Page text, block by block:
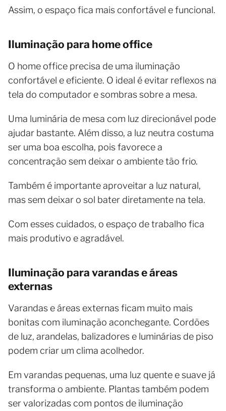
Assim, o espaço fica mais confortável e funcional.
Iluminação para home office
O home office precisa de uma iluminação
confortável e eficiente. O ideal é evitar reflexos na
tela do computador e sombras sobre a mesa.
Uma luminária de mesa com luz direcionável pode
ajudar bastante. Além disso, a luz neutra costuma
ser uma boa escolha, pois favorece a
concentração sem deixar o ambiente tão frio.
Também é importante aproveitar a luz natural,
mas sem deixar o sol bater diretamente na tela.
Com esses cuidados, o espaço de trabalho fica
mais produtivo e agradável.
Iluminação para varandas e áreas
externas
Varandas e áreas externas ficam muito mais
bonitas com iluminação aconchegante. Cordões
de luz, arandelas, balizadores e luminárias de piso
podem criar um clima acolhedor.
Em varandas pequenas, uma luz quente e suave já
transforma o ambiente. Plantas também podem
ser valorizadas com pontos de iluminação